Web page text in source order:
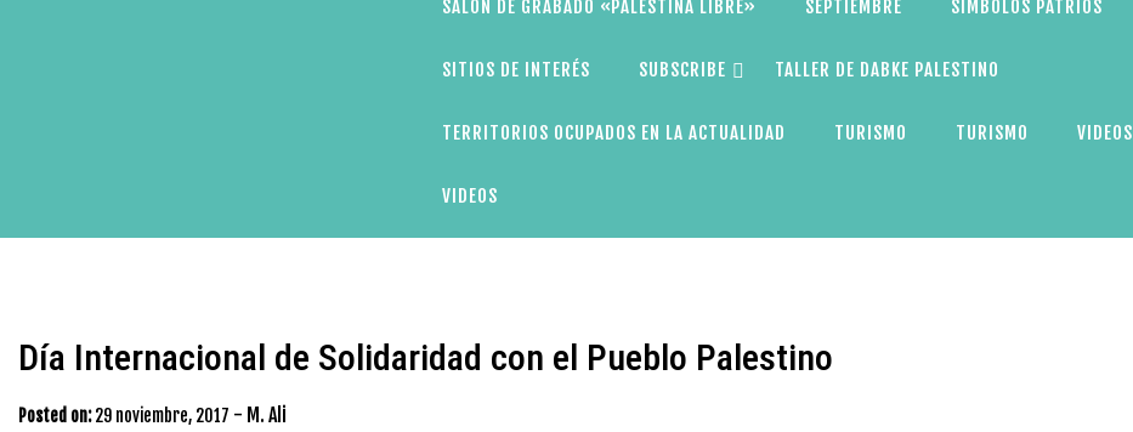
SALÓN DE GRABADO «PALESTINA LIBRE» SEPTIEMBRE SÍMBOLOS PATRIOS
SITIOS DE INTERÉS SUBSCRIBE TALLER DE DABKE PALESTINO
TERRITORIOS OCUPADOS EN LA ACTUALIDAD TURISMO TURISMO VIDEOS
VIDEOS
Día Internacional de Solidaridad con el Pueblo Palestino
Posted on: 29 noviembre, 2017 - M. Ali